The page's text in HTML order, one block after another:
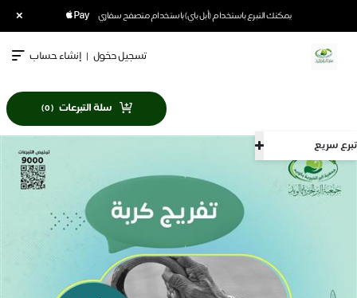
يمكنك التبرع باستخدام (أبل باي) باستخدام متصفح سفاري ×
تبرع سريع
تسجيل دخول | إنشاء حساب
سلة التبرعات (
0
)